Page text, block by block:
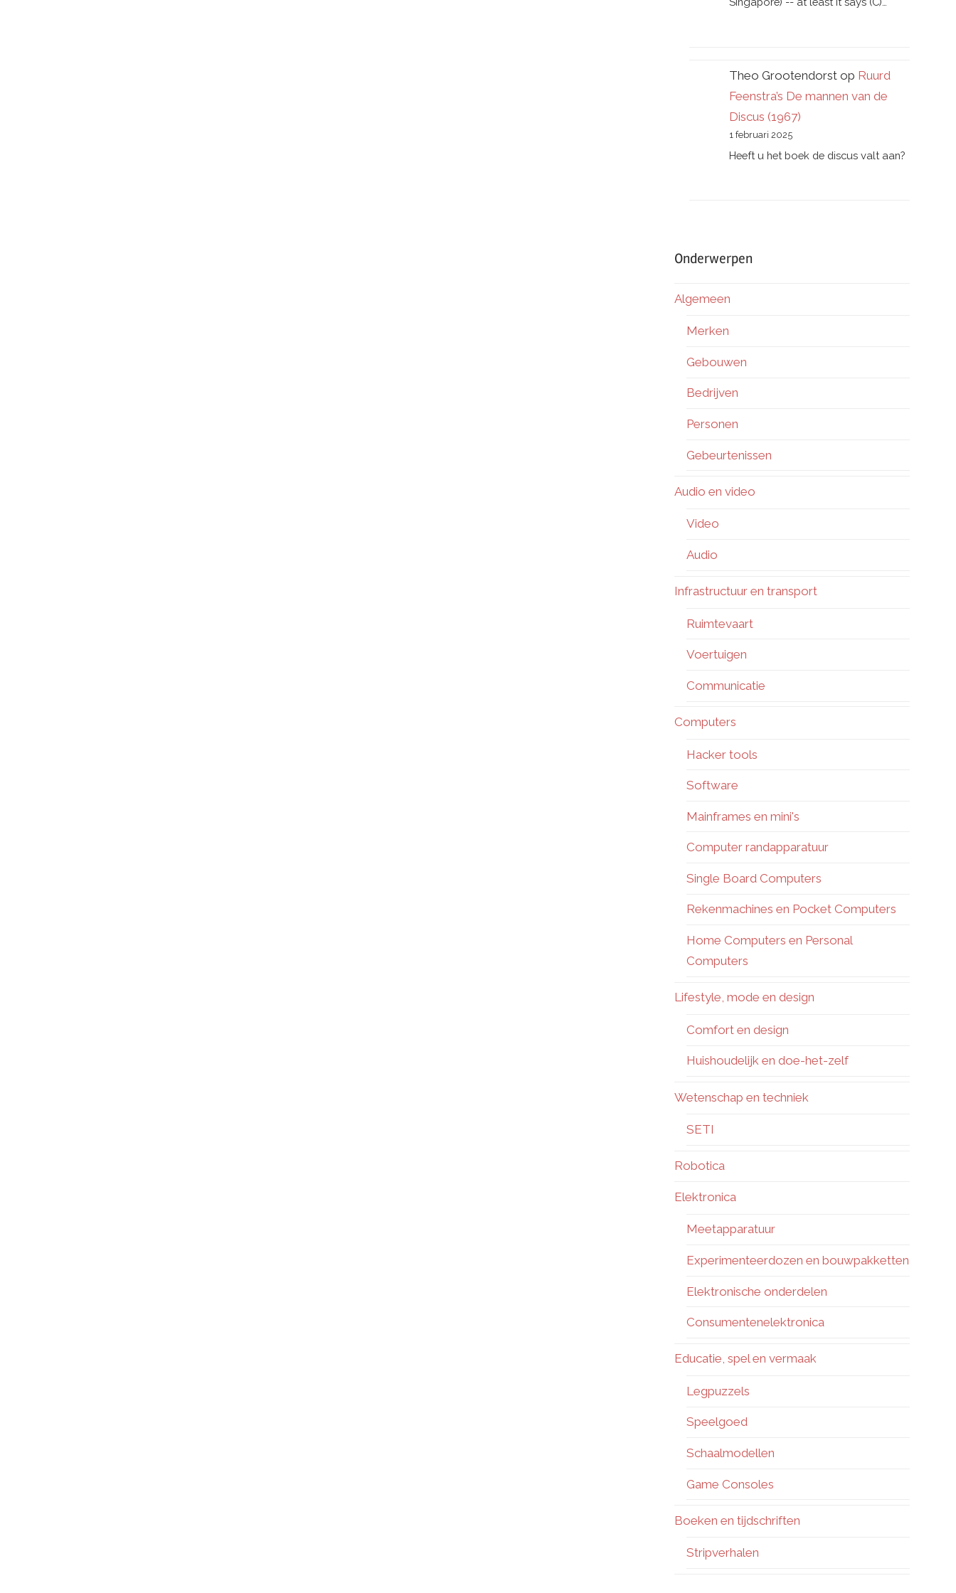
Theo Grootendorstop Ruurd
Feenstra’s De mannen van de
Discus (1967)
1 februari 2025
Heeft u het boek de discus valt aan?
Onderwerpen
Algemeen
Merken
Gebouwen
Bedrijven
Personen
Gebeurtenissen
Audio en video
Video
Audio
Infrastructuur en transport
Ruimtevaart
Voertuigen
Communicatie
Computers
Hacker tools
Software
Mainframes en mini's
Computer randapparatuur
Single Board Computers
Rekenmachines en Pocket Computers
Home Computers en Personal
Computers
Lifestyle, mode en design
Comfort en design
Huishoudelijk en doe-het-zelf
Wetenschap en techniek
SETI
Robotica
Elektronica
Meetapparatuur
Experimenteerdozen en bouwpakketten
Elektronische onderdelen
Consumentenelektronica
Educatie, spel en vermaak
Legpuzzels
Speelgoed
Schaalmodellen
Game Consoles
Boeken en tijdschriften
Stripverhalen